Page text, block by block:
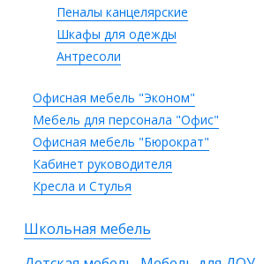
Пеналы канцелярские
Шкафы для одежды
Антресоли
Офисная мебель "Эконом"
Мебель для персонала "Офис"
Офисная мебель "Бюрократ"
Кабинет руководителя
Кресла и Стулья
Школьная мебель